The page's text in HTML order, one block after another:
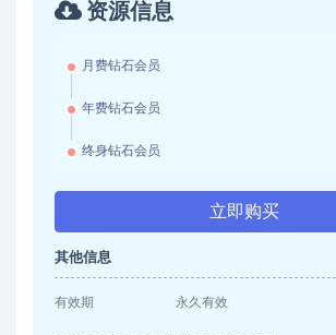
资源信息
月费钻石会员
年费钻石会员
终身钻石会员
立即购买
其他信息
有效期 永久有效